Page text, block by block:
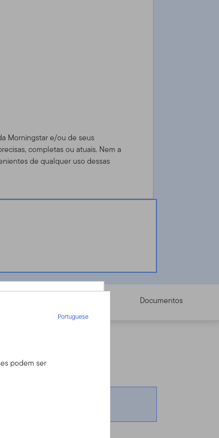
assessor
Morningstar e/ou de seus
completas ou atuais. Nem a
de qualquer uso dessas
Documentos
Portuguese
podem ser